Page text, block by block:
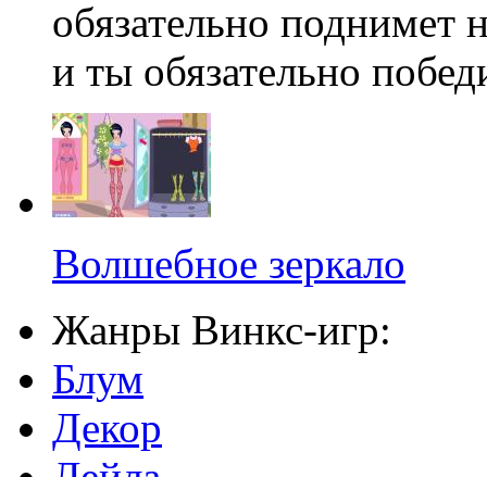
обязательно поднимет
и ты обязательно
Волшебное зеркало
Жанры Винкс-игр:
Блум
Декор